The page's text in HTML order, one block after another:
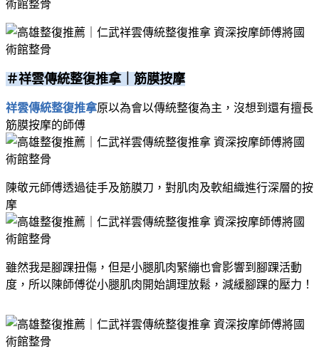
＃祥雲傳統整復推拿｜筋膜按摩
祥雲傳統整復推拿原以為會以傳統整復為主，沒想到還有擅長
筋膜按摩的師傅
陳敬元師傅透過徒手及筋膜刀，對肌肉及軟組織進行深層的按
摩
雖然我是腳踝扭傷，但是小腿肌肉緊繃也會影響到腳踝活動
度，所以陳師傅從小腿肌肉開始調理放鬆，減緩腳踝的壓力！